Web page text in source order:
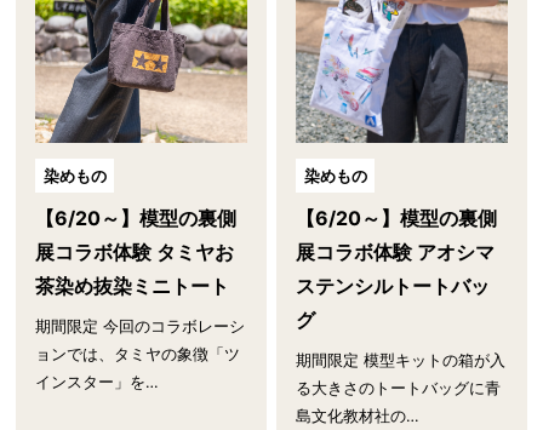
染めもの
【6/20～】模型の裏側
展コラボ体験 タミヤお
茶染め抜染ミニトート
期間限定 今回のコラボレーシ
ョンでは、タミヤの象徴「ツ
インスター」を…
染めもの
【6/20～】模型の裏側
展コラボ体験 アオシマ
ステンシルトートバッ
グ
期間限定 模型キットの箱が入
る大きさのトートバッグに青
島文化教材社の…